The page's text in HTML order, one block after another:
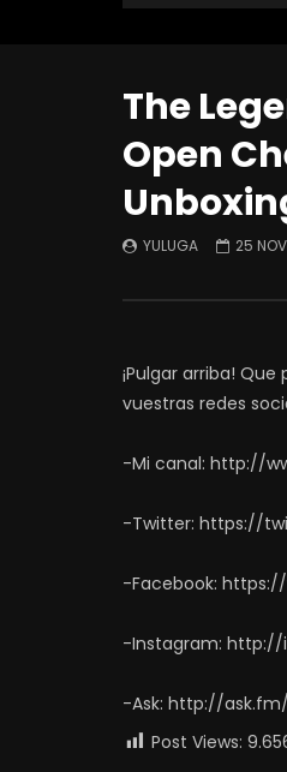
The
Open
YULUGA 25
¡Pulgar arriba!
vuestras redes
-Mi canal: http://
-Twitter: https://
-Facebook:
-Instagram:
-Ask: http://
Post Views: